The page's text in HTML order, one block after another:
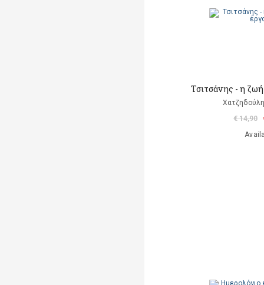
Τσιτσάνης - η
€ 14,90